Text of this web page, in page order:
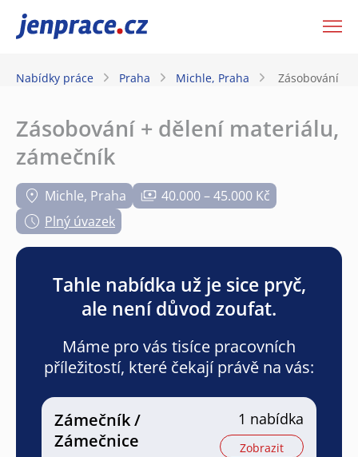
JenPráce.cz
Nabídky práce Praha Michle, Praha Zásobování +
Zásobování + dělení materiálu,
zámečník
Michle, Praha
40.000 – 45.000 Kč
Plný úvazek
Tahle nabídka už je sice pryč,
ale není důvod zoufat.
Máme pro vás tisíce pracovních
příležitostí, které čekají právě na vás:
Zámečník /
Zámečnice
1 nabídka
Zobrazit